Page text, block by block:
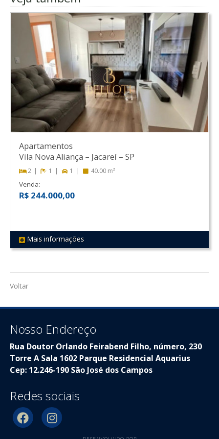
REF 218
Apartamentos
Vila Nova Aliança – Jacareí – SP
2 1 1 40.00 m²
Venda:
R$ 244.000,00
Mais informações
Voltar
Nosso Endereço
Rua Doutor Orlando Feirabend Filho, número, 230
Torre A Sala 1602 Parque Residencial Aquarius
Cep: 12.246-190 São José dos Campos
Redes sociais